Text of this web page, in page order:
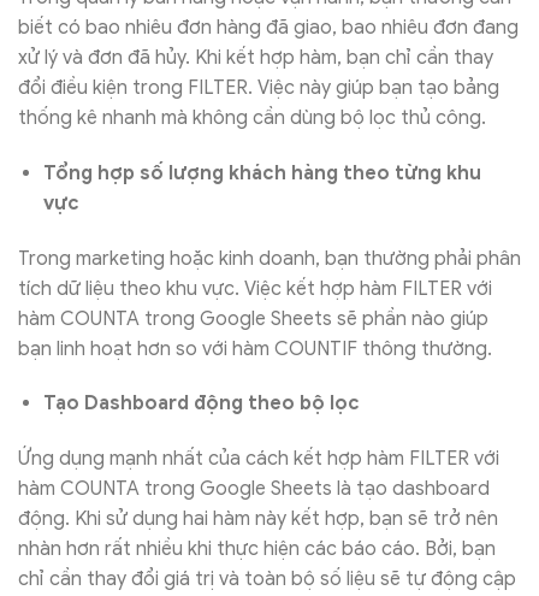
biết có bao nhiêu đơn hàng đã giao, bao nhiêu đơn đang
xử lý và đơn đã hủy. Khi kết hợp hàm, bạn chỉ cần thay
đổi điều kiện trong FILTER. Việc này giúp bạn tạo bảng
thống kê nhanh mà không cần dùng bộ lọc thủ công.
Tổng hợp số lượng khách hàng theo từng khu
vực
Trong marketing hoặc kinh doanh, bạn thường phải phân
tích dữ liệu theo khu vực. Việc kết hợp hàm FILTER với
hàm COUNTA trong Google Sheets sẽ phần nào giúp
bạn linh hoạt hơn so với hàm COUNTIF thông thường.
Tạo Dashboard động theo bộ lọc
Ứng dụng mạnh nhất của cách kết hợp hàm FILTER với
hàm COUNTA trong Google Sheets là tạo dashboard
động. Khi sử dụng hai hàm này kết hợp, bạn sẽ trở nên
nhàn hơn rất nhiều khi thực hiện các báo cáo. Bởi, bạn
chỉ cần thay đổi giá trị và toàn bộ số liệu sẽ tự động cập